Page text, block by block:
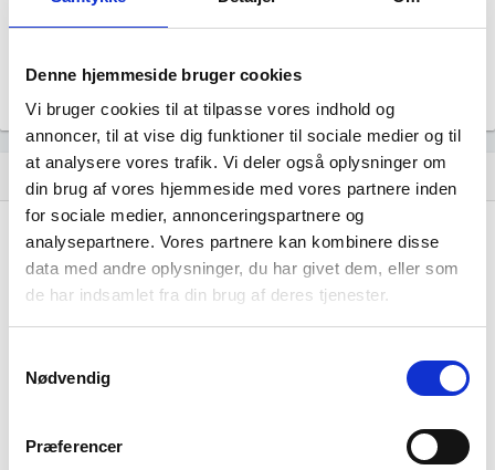
Denne hjemmeside bruger cookies
Vi bruger cookies til at tilpasse vores indhold og
annoncer, til at vise dig funktioner til sociale medier og til
at analysere vores trafik. Vi deler også oplysninger om
din brug af vores hjemmeside med vores partnere inden
for sociale medier, annonceringspartnere og
analysepartnere. Vores partnere kan kombinere disse
data med andre oplysninger, du har givet dem, eller som
de har indsamlet fra din brug af deres tjenester.
Nødvendig
Præferencer
Tegningsregel
Uoplyst
Udvikling i antal ansatte
2 - 4
2 - 4
20 - 49
20 - 49
100 - 199
100 - 199
200 - 499
200 - 499
500 - 999
500 - 999
1000+
1000+